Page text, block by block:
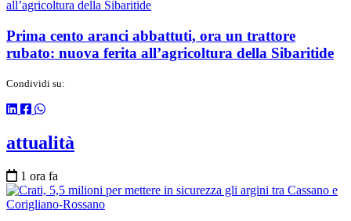
Prima cento aranci abbattuti, ora un trattore
rubato: nuova ferita all’agricoltura della Sibaritide
Condividi su:
attualità
1 ora fa